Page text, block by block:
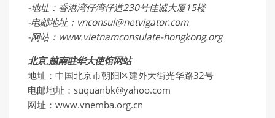
-地址：香港湾仔湾仔道230号佳诚大厦15楼
-电邮地址：vnconsul@netvigator.com
-网站：www.vietnamconsulate-hongkong.org
北京,越南驻华大使馆网站
地址：中国北京市朝阳区建外大街光华路32号
电邮地址：suquanbk@yahoo.com
网址：www.vnemba.org.cn